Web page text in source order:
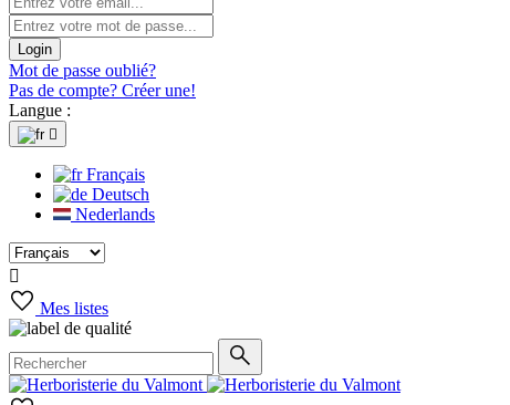
Login
Mot de passe oublié?
Pas de compte? Créer une!
Langue :

Français
Deutsch
Nederlands

Mes listes